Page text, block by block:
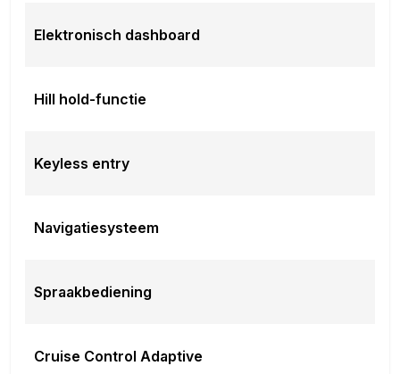
Elektronisch dashboard
Hill hold-functie
Keyless entry
Navigatiesysteem
Spraakbediening
Cruise Control Adaptive